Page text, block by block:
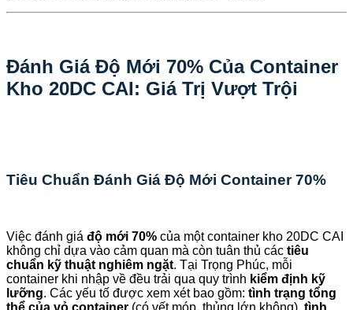
Đánh Giá Độ Mới 70% Của Container
Kho 20DC CAI: Giá Trị Vượt Trội
Tiêu Chuẩn Đánh Giá Độ Mới Container 70%
Việc đánh giá độ mới 70% của một container kho 20DC CAI
không chỉ dựa vào cảm quan mà còn tuân thủ các tiêu
chuẩn kỹ thuật nghiêm ngặt. Tại Trọng Phúc, mỗi
container khi nhập về đều trải qua quy trình kiểm định kỹ
lưỡng. Các yếu tố được xem xét bao gồm: tình trạng tổng